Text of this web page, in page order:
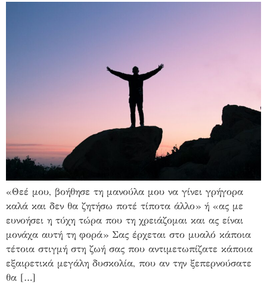
«Θεέ μου, βοήθησε τη μανούλα μου να γίνει γρήγορα
καλά και δεν θα ζητήσω ποτέ τίποτα άλλο» ή «ας με
ευνοήσει η τύχη τώρα που τη χρειάζομαι και ας είναι
μονάχα αυτή τη φορά» Σας έρχεται στο μυαλό κάποια
τέτοια στιγμή στη ζωή σας που αντιμετωπίζατε κάποια
εξαιρετικά μεγάλη δυσκολία, που αν την ξεπερνούσατε
θα […]